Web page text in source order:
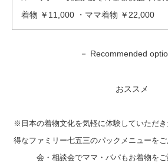
着物 ￥11,000 ・ママ着物 ￥22,000
－ Recommended
おススメ
※日本の着物文化を気軽に体験していただ
得なファミリー七五三のパックメニューを
会・相談会でママ・パパもお着物を